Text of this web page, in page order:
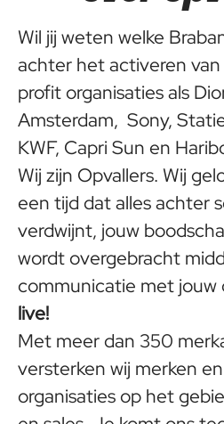
Wil jij weten welke
achter het activeren
profit organisaties als
Amsterdam, Sony,
KWF, Capri Sun en
Wij zijn Opvallers. Wij
een tijd dat alles achter
verdwijnt, jouw
wordt overgebracht
communicatie met jouw
live!
Met meer dan 350
versterken wij merken
organisaties op het